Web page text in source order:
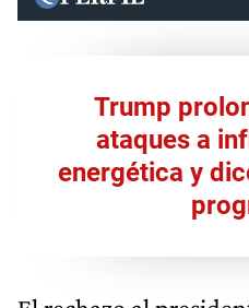
Trump
ataques a
energética y